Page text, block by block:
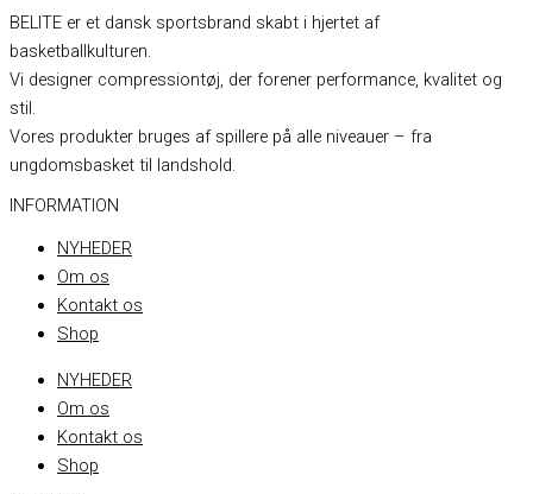
BELITE er et dansk sportsbrand skabt i hjertet af
basketballkulturen.
Vi designer compressiontøj, der forener performance, kvalitet og
stil.
Vores produkter bruges af spillere på alle niveauer – fra
ungdomsbasket til landshold.
INFORMATION
NYHEDER
Om os
Kontakt os
Shop
NYHEDER
Om os
Kontakt os
Shop